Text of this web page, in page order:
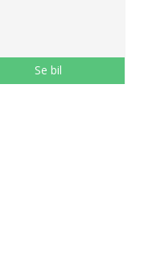
Se bil